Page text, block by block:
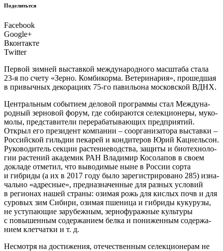
Поделитьтся
Facebook
Google+
Вконтакте
Twitter
Пер­вой зим­ней выстав­кой меж­ду­на­род­но­го мас­шта­ба ста­ла
23‑я по сче­ту «Зер­но. Ком­би­кор­ма. Вете­ри­на­рия», про­шед­шая
в при­выч­ных деко­ра­ци­ях 75‑го пави­льо­на мос­ков­ской ВДНХ.
Централь­ным собы­ти­ем дело­вой про­грам­мы стал Меж­ду­на­
род­ный зер­но­вой форум, где соби­ра­ют­ся селек­ци­о­не­ры, муко­
мо­лы, пред­ста­ви­те­ли пере­ра­ба­ты­ва­ю­щих пред­при­я­тий.
Открыл его пре­зи­дент ком­па­нии – соор­га­ни­за­то­ра выстав­ки –
Рос­сий­ской гиль­дии пека­рей и кон­ди­те­ров Юрий Кац­нель­сон.
Руко­во­ди­тель сек­ции рас­те­ние­вод­ства, защи­ты и био­тех­но­ло­
гии рас­те­ний ака­де­мик РАН Вла­ди­мир Косо­ла­пов в сво­ем
докла­де отме­тил, что выво­ди­мые ныне в Рос­сии сор­та
и гибри­ды (а их в 2017 году было заре­ги­стри­ро­ва­но 285) изна­
чаль­но «адрес­ные», пред­на­зна­чен­ные для раз­ных усло­вий
в реги­о­нах нашей стра­ны: ози­мая рожь для кис­лых почв и для
суро­вых зим Сиби­ри, ози­мая пше­ни­ца и гибри­ды куку­ру­зы,
не усту­па­ю­щие зару­беж­ным, зер­но­фу­раж­ные куль­ту­ры
с повы­шен­ным содер­жа­ни­ем бел­ка и пони­жен­ным содер­жа­
ни­ем клет­чат­ки и т. д.
Несмот­ря на дости­же­ния, оте­че­ствен­ным селек­ци­о­не­рам не